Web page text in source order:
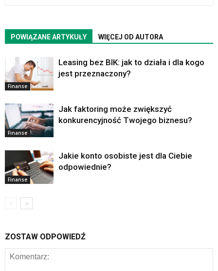
POWIĄZANE ARTYKUŁY WIĘCEJ OD AUTORA
Finanse
Leasing bez BIK: jak to działa i dla kogo
jest przeznaczony?
Finanse
Jak faktoring może zwiększyć
konkurencyjność Twojego biznesu?
Finanse
Jakie konto osobiste jest dla Ciebie
odpowiednie?
ZOSTAW ODPOWIEDŹ